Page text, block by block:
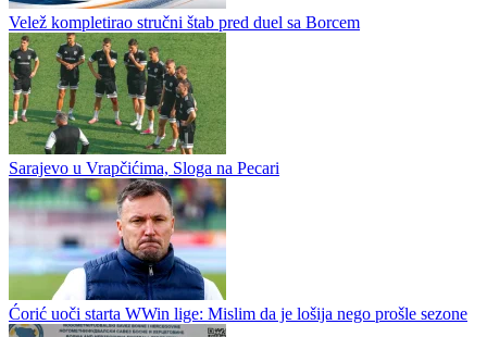
Borac - Velež i Zrinjski - Čelik večeras zaključuju prvo kolo WWin
lige
Prvi prvenstveni vikend u novoj sezoni WWin lige BiH biće
završen večeras u Banjoj Luci i Mostaru, gdje su na programu dva
zanimljiva duela. Na Gradskom stadionu Borac...
Velež kompletirao stručni štab pred duel sa Borcem